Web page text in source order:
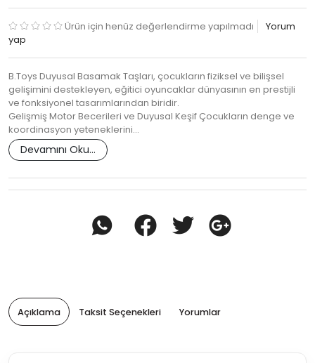
Ürün için henüz değerlendirme yapılmadı
Yorum
yap
B.Toys Duyusal Basamak Taşları, çocukların fiziksel ve bilişsel
gelişimini destekleyen, eğitici oyuncaklar dünyasının en prestijli
ve fonksiyonel tasarımlarından biridir.
Gelişmiş Motor Becerileri ve Duyusal Keşif Çocukların denge ve
koordinasyon yeteneklerini…
Devamını Oku...
Açıklama Taksit Seçenekleri Yorumlar